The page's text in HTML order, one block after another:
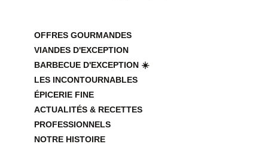
OFFRES GOURMANDES
VIANDES D'EXCEPTION
BARBECUE D'EXCEPTION ☀️
LES INCONTOURNABLES
ÉPICERIE FINE
ACTUALITÉS & RECETTES
PROFESSIONNELS
NOTRE HISTOIRE